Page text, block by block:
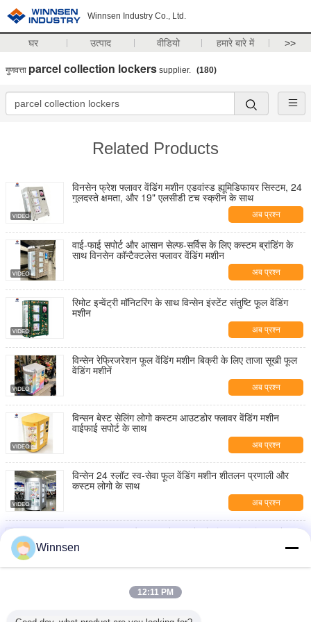
Winnsen Industry Co., Ltd.
घर उत्पाद वीडियो हमारे बारे में >>
गुणवत्ता parcel collection lockers supplier. (180)
Related Products
विनसेन फ्रेश फ्लावर वेंडिंग मशीन एडवांस्ड ह्यूमिडिफायर सिस्टम, 24
गुलदस्ते क्षमता, और 19" एलसीडी टच स्क्रीन के साथ
अब प्रश्न
वाई-फाई सपोर्ट और आसान सेल्फ-सर्विस के लिए कस्टम ब्रांडिंग के
साथ विनसेन कॉन्टैक्टलेस फ्लावर वेंडिंग मशीन
अब प्रश्न
रिमोट इन्वेंट्री मॉनिटरिंग के साथ विन्सेन इंस्टेंट संतुष्टि फूल वेंडिंग
मशीन
अब प्रश्न
विन्सेन रेफ्रिजरेशन फूल वेंडिंग मशीन बिक्री के लिए ताजा सूखी फूल
वेंडिंग मशीनें
अब प्रश्न
विन्सन बेस्ट सेलिंग लोगो कस्टम आउटडोर फ्लावर वेंडिंग मशीन
वाईफाई सपोर्ट के साथ
अब प्रश्न
विन्सेन 24 स्लॉट स्व-सेवा फूल वेंडिंग मशीन शीतलन प्रणाली और
कस्टम लोगो के साथ
अब प्रश्न
19 इंच एलसीडी और आउटडोर उपयोग के लिए कूलिंग सिस्टम के साथ
इंटेलिजेंट 10 डोर फ्लावर वेंडिंग लॉकर
रेफ्रिजरेशन और एपीआई एकीकरण के साथ विन्सेन 10-दरवाजा
वाणिज्यिक फूल वेंडिंग लॉकर
Winnsen
12:11 PM